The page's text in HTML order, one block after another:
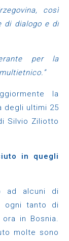
così
di dialogo e di
per la
la
degli ultimi 25
Silvio Ziliotto
in quegli
ad alcuni di
ogni tanto di
in Bosnia.
molte sono